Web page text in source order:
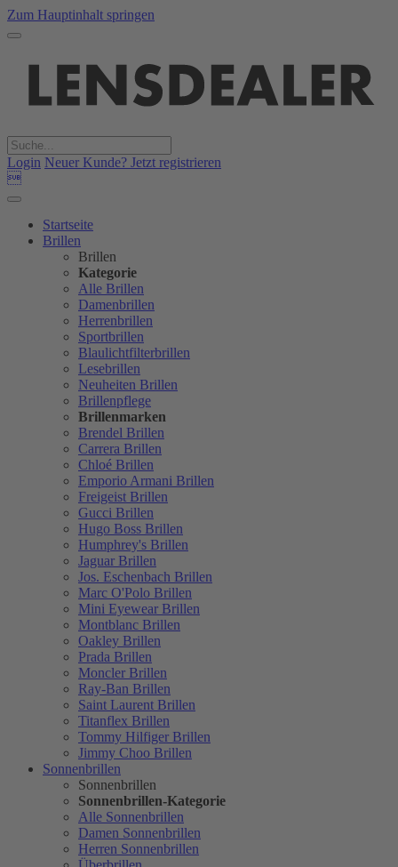
Zum Hauptinhalt springen
Login Neuer Kunde? Jetzt registrieren

Startseite
Brillen
Brillen
Kategorie
Alle Brillen
Damenbrillen
Herrenbrillen
Sportbrillen
Blaulichtfilterbrillen
Lesebrillen
Neuheiten Brillen
Brillenpflege
Brillenmarken
Brendel Brillen
Carrera Brillen
Chloé Brillen
Emporio Armani Brillen
Freigeist Brillen
Gucci Brillen
Hugo Boss Brillen
Humphrey's Brillen
Jaguar Brillen
Jos. Eschenbach Brillen
Marc O'Polo Brillen
Mini Eyewear Brillen
Montblanc Brillen
Oakley Brillen
Prada Brillen
Moncler Brillen
Ray-Ban Brillen
Saint Laurent Brillen
Titanflex Brillen
Tommy Hilfiger Brillen
Jimmy Choo Brillen
Sonnenbrillen
Sonnenbrillen
Sonnenbrillen-Kategorie
Alle Sonnenbrillen
Damen Sonnenbrillen
Herren Sonnenbrillen